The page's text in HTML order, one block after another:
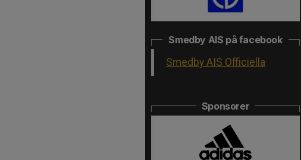
Smedby AIS på facebook
Smedby AIS Officiella
Sponsorer